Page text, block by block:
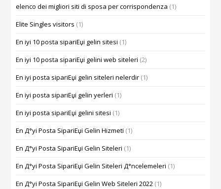
elenco dei migliori siti di sposa per corrispondenza (1)
Elite Singles visitors (1)
En iyi 10 posta sipariЕџi gelin sitesi (1)
En iyi 10 posta sipariЕџi gelini web siteleri (2)
En iyi posta sipariЕџi gelin siteleri nelerdir (1)
En iyi posta sipariЕџi gelin yerleri (1)
En iyi posta sipariЕџi gelini sitesi (1)
En Д°yi Posta SipariЕџi Gelin Hizmeti (1)
En Д°yi Posta SipariЕџi Gelin Siteleri (1)
En Д°yi Posta SipariЕџi Gelin Siteleri Д°ncelemeleri (1)
En Д°yi Posta SipariЕџi Gelin Web Siteleri 2022 (1)